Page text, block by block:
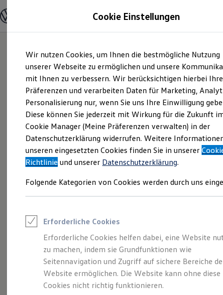
Hauptinhalt
springen
Footer
springen
Modelle und Konfigurator
Modelle vergleichen
Elektroautos
ENERGY Sondermodelle
Nutzfahrzeuge
SUV und CUV
Familienautos
Kombis
Kompaktwagen
Sportwagen
Schnell verfügbare Fahrzeuge
Angebote und Produkte
Aktuelle Angebote
E-Auto-Förderung
Volkswagen Marktplatz
Junge Gebrauchtwagen und Gebrauchtwagen
Saisonangebote
Leasing
Leasing-Angebote
Gebrauchtwagen Leasing
Junge Gebrauchtwagen-Leasing
Elektroauto Leasing
Kleinwagen-Leasing
Leasing ohne Anzahlung
Stilvollelektrisch. Der
ID.5
Cookie Einstellungen
Wir nutzen Cookies, um Ihnen die bestmögliche Nutzung
unserer Webseite zu ermöglichen und unsere
mit Ihnen zu verbessern. Wir berücksichtigen hierbei Ihre
Präferenzen und verarbeiten Daten für Marketing,
Personalisierung nur, wenn Sie uns Ihre Einwilligung
Diese können Sie jederzeit mit Wirkung für die Zukunft
Cookie Manager (Meine Präferenzen verwalten) in der
Datenschutzerklärung widerrufen. Weitere
unseren eingesetzten Cookies finden Sie in unserer
Richtlinie und unserer Datenschutzerklärung.
Folgende Kategorien von Cookies werden durch uns
Erforderliche Cookies
Erforderliche Cookies helfen dabei, eine Website
zu machen, indem sie Grundfunktionen wie
Seitennavigation und Zugriff auf sichere Bereiche
Website ermöglichen. Die Website kann ohne diese
Cookies nicht richtig funktionieren.